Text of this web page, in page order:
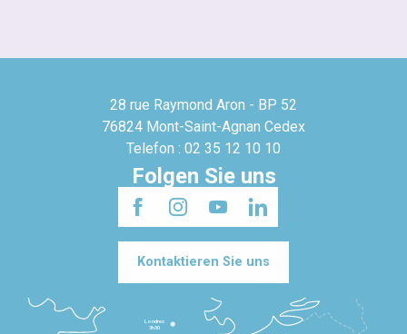
28 rue Raymond Aron - BP 52
76824 Mont-Saint-Agnan Cedex
Telefon : 02 35 12 10 10
Folgen Sie uns
Kontaktieren Sie uns
Londres
3h30